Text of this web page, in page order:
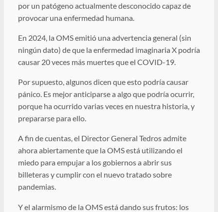
por un patógeno actualmente desconocido capaz de
provocar una enfermedad humana.
En 2024, la OMS emitió una advertencia general (sin
ningún dato) de que la enfermedad imaginaria X podría
causar 20 veces más muertes que el COVID-19.
Por supuesto, algunos dicen que esto podría causar
pánico. Es mejor anticiparse a algo que podría ocurrir,
porque ha ocurrido varias veces en nuestra historia, y
prepararse para ello.
A fin de cuentas, el Director General Tedros admite
ahora abiertamente que la OMS está utilizando el
miedo para empujar a los gobiernos a abrir sus
billeteras y cumplir con el nuevo tratado sobre
pandemias.
Y el alarmismo de la OMS está dando sus frutos: los